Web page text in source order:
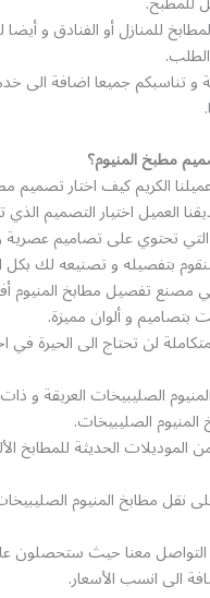
للمنازل أو الفنادق و
و تناسبكم جميعا اضافة الى
مطبخ المنيوم؟
الكريم كيف اختار تصميم
العميل اختيار التصميم
التي تحتوي على تصاميم
بتفصيله و تصنيعه لك بكل
مصنع تفصيل مطابخ المنيوم
بتصاميم و ألوان مميزة.
لن تحتاج الى الحيرة
الصليبيخات العريقة و
الصليبيخات.
الموديلات الحديثة للمطابخ
نقل مطابخ المنيوم
التواصل معنا حيث
الى انسب الأسعار.